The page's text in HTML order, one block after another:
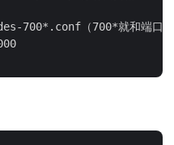
（700*就和端口一